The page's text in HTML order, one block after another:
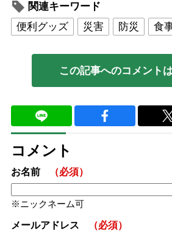
関連キーワード
便利グッズ
災害 防災 食
この記事へのコメント
コメント
お名前 （必須）
ニックネーム可
メールアドレス （必須）